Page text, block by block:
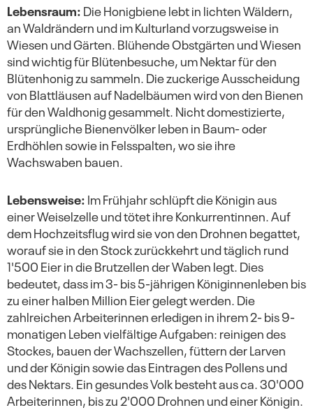
Lebensraum:Die Honigbiene lebt in lichten Wäldern,
an Waldrändern und im Kulturland vorzugsweise in
Wiesen und Gärten. Blühende Obstgärten und Wiesen
sind wichtig für Blütenbesuche, um Nektar für den
Blütenhonig zu sammeln. Die zuckerige Ausscheidung
von Blattläusen auf Nadelbäumen wird von den Bienen
für den Waldhonig gesammelt. Nicht domestizierte,
ursprüngliche Bienenvölker leben in Baum- oder
Erdhöhlen sowie in Felsspalten, wo sie ihre
Wachswaben bauen.
Lebensweise:Im Frühjahr schlüpft die Königin aus
einer Weiselzelle und tötet ihre Konkurrentinnen. Auf
dem Hochzeitsflug wird sie von den Drohnen begattet,
worauf sie in den Stock zurückkehrt und täglich rund
1'500 Eier in die Brutzellen der Waben legt. Dies
bedeutet, dass im 3- bis 5-jährigen Königinnenleben bis
zu einer halben Million Eier gelegt werden. Die
zahlreichen Arbeiterinnen erledigen in ihrem 2- bis 9-
monatigen Leben vielfältige Aufgaben: reinigen des
Stockes, bauen der Wachszellen, füttern der Larven
und der Königin sowie das Eintragen des Pollens und
des Nektars. Ein gesundes Volk besteht aus ca. 30'000
Arbeiterinnen, bis zu 2'000 Drohnen und einer Königin.